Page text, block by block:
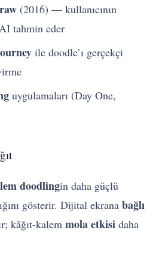
(2016) — kullanıcının
tahmin eder
ile doodle’ı gerçekçi
uygulamaları (Day One,
doodlingin daha güçlü
gösterir. Dijital ekranabağlı
kâğıt-kalemmola etkisi daha